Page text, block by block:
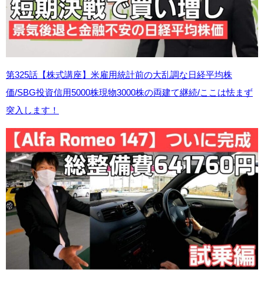
第325話【株式講座】米雇用統計前の大乱調な日経平均株
価/SBG投資信用5000株現物3000株の両建て継続/ここは怯まず
突入します！